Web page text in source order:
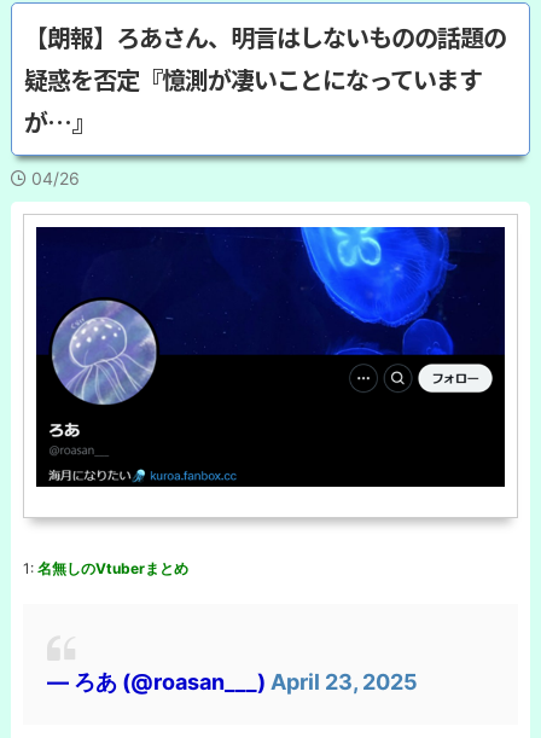
【朗報】ろあさん、明言はしないものの話題の
疑惑を否定『憶測が凄いことになっています
が…』
04/26
1: 名無しのVtuberまとめ
— ろあ (@roasan___) April 23, 2025